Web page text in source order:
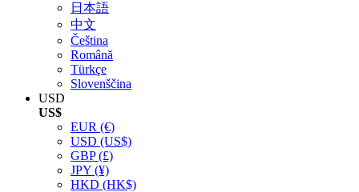
日本語
中文
Čeština
Română
Türkçe
Slovenščina
USD
US$
EUR (€)
USD (US$)
GBP(£)
JPY (¥)
HKD (HK$)